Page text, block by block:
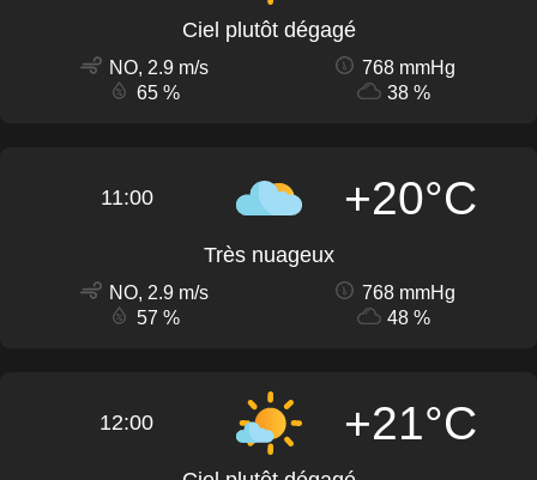
Ciel plutôt dégagé
NO, 2.9 m/s
768 mmHg
65 %
38 %
11:00 +20°C
Très nuageux
NO, 2.9 m/s
768 mmHg
57 %
48 %
12:00 +21°C